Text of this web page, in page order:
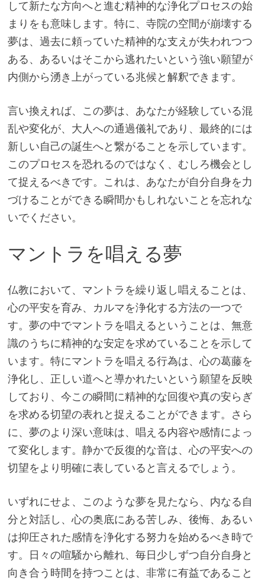
して新たな方向へと進む精神的な浄化プロセスの始
まりをも意味します。特に、寺院の空間が崩壊する
夢は、過去に頼っていた精神的な支えが失われつつ
ある、あるいはそこから逃れたいという強い願望が
内側から湧き上がっている兆候と解釈できます。
言い換えれば、この夢は、あなたが経験している混
乱や変化が、大人への通過儀礼であり、最終的には
新しい自己の誕生へと繋がることを示しています。
このプロセスを恐れるのではなく、むしろ機会とし
て捉えるべきです。これは、あなたが自分自身を力
づけることができる瞬間かもしれないことを忘れな
いでください。
マントラを唱える夢
仏教において、マントラを繰り返し唱えることは、
心の平安を育み、カルマを浄化する方法の一つで
す。夢の中でマントラを唱えるということは、無意
識のうちに精神的な安定を求めていることを示して
います。特にマントラを唱える行為は、心の葛藤を
浄化し、正しい道へと導かれたいという願望を反映
しており、今この瞬間に精神的な回復や真の安らぎ
を求める切望の表れと捉えることができます。さら
に、夢のより深い意味は、唱える内容や感情によっ
て変化します。静かで反復的な音は、心の平安への
切望をより明確に表していると言えるでしょう。
いずれにせよ、このような夢を見たなら、内なる自
分と対話し、心の奥底にある苦しみ、後悔、あるい
は抑圧された感情を浄化する努力を始めるべき時で
す。日々の喧騒から離れ、毎日少しずつ自分自身と
向き合う時間を持つことは、非常に有益であること